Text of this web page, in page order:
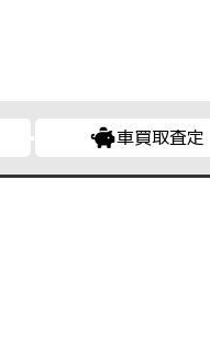
車買取査定